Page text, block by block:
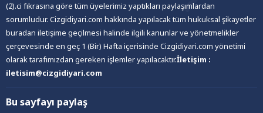
(2).ci fıkrasına göre tüm üyelerimiz yaptıkları paylaşımlardan
sorumludur. Cizgidiyari.com hakkında yapılacak tüm hukuksal şikayetler
buradan iletişime geçilmesi halinde ilgili kanunlar ve yönetmelikler
çerçevesinde en geç 1 (Bir) Hafta içerisinde Cizgidiyari.com yönetimi
olarak tarafımızdan gereken işlemler yapılacaktır.İletişim :
iletisim@cizgidiyari.com
Bu sayfayı paylaş